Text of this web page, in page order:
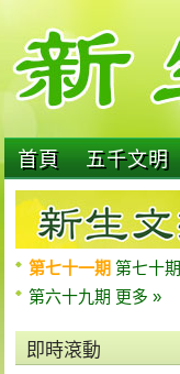
首頁 五千文明
第七十一期 第七十期
第六十九期 更多 »
即時滾動